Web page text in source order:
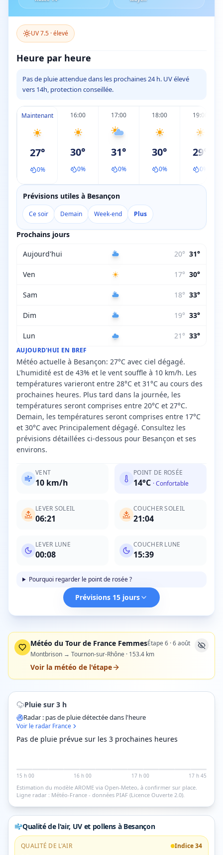
UV7.5 ·élevé
AUJOURD'HUI EN BREF
Météo actuelle à Besançon: 27°C avec ciel dégagé.
L'humidité est de 43% et le vent souffle à 10 km/h. Les
températures varieront entre 28°C et 31°C au cours des
prochaines heures. Plus tard dans la journée, les
températures seront comprises entre 20°C et 27°C.
Demain, les températures seront comprises entre 17°C
et 30°C avec Principalement dégagé. Consultez les
prévisions détaillées ci-dessous pour Besançon et ses
environs.
VENT
10 km/h
POINT DE ROSÉE
14°C ·Confortable
LEVER SOLEIL
06:21
COUCHER SOLEIL
21:04
LEVER LUNE
00:08
COUCHER LUNE
15:39
Pourquoi regarder le point de rosée ?
Heure par heure
Pas de pluie attendue dans les prochaines 24 h. UV élevé
vers 14h, protection conseillée.
Maintenant
27°
0%
16:00
30°
0%
17:00
31°
0%
18:00
30°
0%
19:00
29°
0
Prévisions utiles à Besançon
Ce soir Demain Week-end Plus
Prochains jours
Aujourd'hui 20° 31°
Ven 17° 30°
Sam 18° 33°
Dim 19° 33°
Lun 21 ° 33°
Prévisions 15 jours
Météo du Tour de France FemmesÉtape6 ·6 août
Montbrison → Tournon-sur-Rhône · 153.4 km
Voir la météo de l'étape
Pluie sur 3 h
Radar : pas de pluie détectée dans l'heure
Voir le radar France
Pas de pluie prévue sur les 3 prochaines heures
15 h 00 16 h 00 17 h 00 17 h 45
Estimation du modèle AROME via Open-Meteo, à confirmer sur place.
Ligne radar : Météo-France - données PIAF (Licence Ouverte 2.0).
Qualité de l'air, UV et pollens à Besançon
QUALITÉ DE L'AIR Indice34